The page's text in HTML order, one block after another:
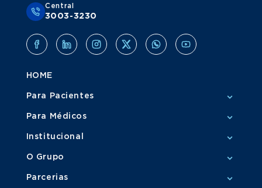
Central
3003-3230
HOME
Para Pacientes
Para Médicos
Institucional
O Grupo
Parcerias